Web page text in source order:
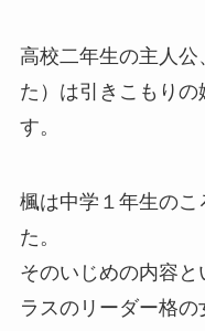
高校二年生の主人公
た）は引きこもりの
す。
楓は中学１年生のこ
た。
そのいじめの内容
ラスのリーダー格